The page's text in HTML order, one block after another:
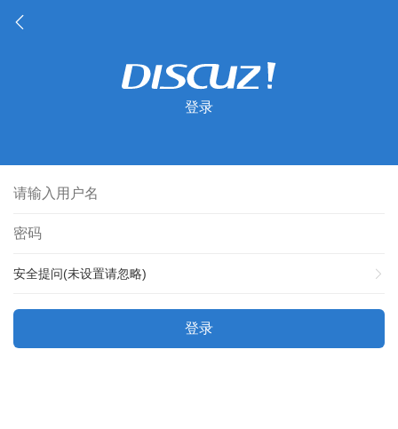
登录
安全提问(未设置请忽略)
登录